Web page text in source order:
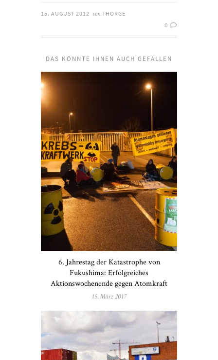
15. AUGUST 2012 von THORGE
0
DAS KÖNNTE IHNEN AUCH GEFALLEN
6. Jahrestag der Katastrophe von
Fukushima: Erfolgreiches
Aktionswochenende gegen Atomkraft
15. März 2017